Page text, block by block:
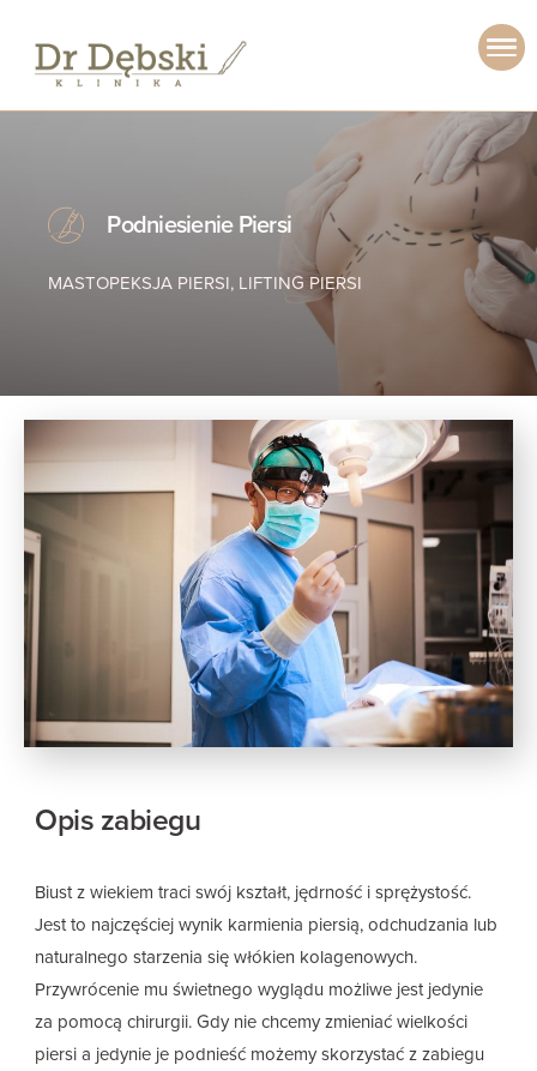
Podniesienie Piersi
MASTOPEKSJA PIERSI, LIFTING PIERSI
Opis zabiegu
Biust z wiekiem traci swój kształt, jędrność i sprężystość.
Jest to najczęściej wynik karmienia piersią, odchudzania lub
naturalnego starzenia się włókien kolagenowych.
Przywrócenie mu świetnego wyglądu możliwe jest jedynie
za pomocą chirurgii. Gdy nie chcemy zmieniać wielkości
piersi a jedynie je podnieść możemy skorzystać z zabiegu